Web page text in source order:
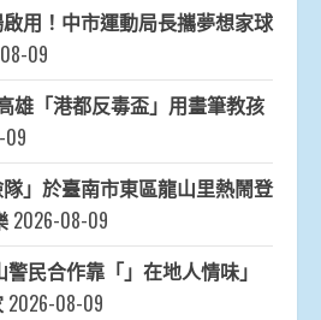
用！中市運動局長攜夢想家球
09
雄「港都反毒盃」用畫筆教孩
09
」於臺南市東區龍山里熱鬧登
2026-08-09
民合作靠「」在地人情味」
2026-08-09